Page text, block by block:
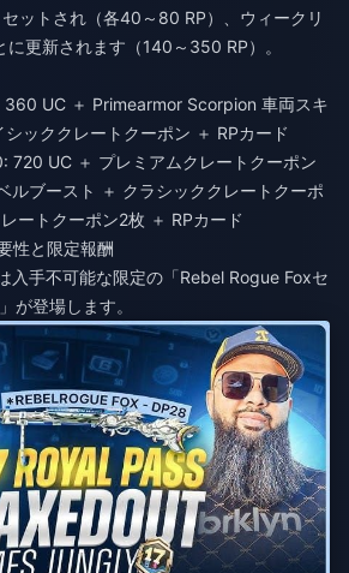
ットされ（各40～80 RP）、ウィークリ
更新されます（140～350 RP）。
UC ＋ Primearmor Scorpion 車両スキ
ッククレートクーポン ＋ RPカード
720 UC ＋ プレミアムクレートクーポン
ルブースト ＋ クラシッククレートクーポ
ートクーポン2枚 ＋ RPカード
性と限定報酬
入手不可能な限定の「Rebel Rogue Foxセ
が登場します。